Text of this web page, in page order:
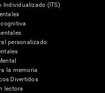
Individualizado (ITS)
personalizado
la memoria
Divertidos
lectora